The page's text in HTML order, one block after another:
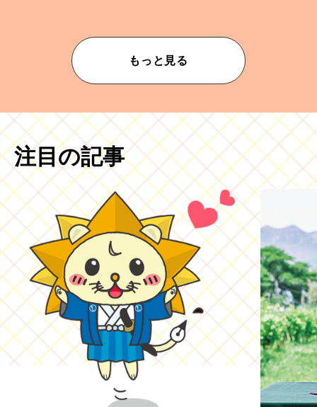
もっと見る
注目の記事